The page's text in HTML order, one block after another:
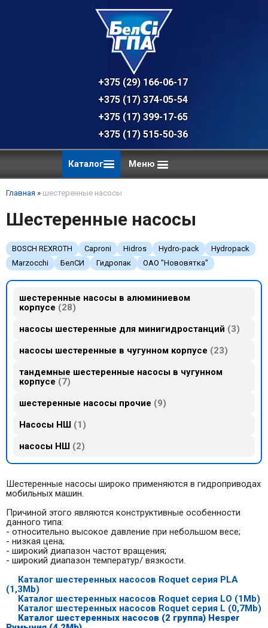
+375 (29) 166-06-17 - техническая
+375 (17) 374-05-54 - общий отдел,
+375 (17) 399-17-65
+375 (17) 515-50-36
Каталог Меню
Главная » шестеренные насосы
Шестеренные насосы
BOSCH REXROTH Caproni Hidros Hydro-pack
Hydropack
Marzocchi
БелСИ Гидропак ОАО "Нововятка"
шестеренные насосы в алюминиевом
корпусе
28
насосы шестеренные для минигидростанций
3
насосы шестеренные в чугунном корпусе
23
тандемные шестеренные насосы в чугунном
корпусе
7
шестеренные насосы прочие
9
Насосы НШ
1
насосы НШ
2
Шестеренные насосы широко применяются в гидроприводах
мобильных машин.
Причиной этого являются конструктивные особенности
данного типа:
- относительно высокое давление при небольшом весе;
- низкая цена;
- широкий диапазон частот вращения;
- широкий диапазон температур/ вязкости.
Каталог шестеренных насосов Roquet серия PLA
(1,3Mb)
Каталог шестеренных насосов Roquet серия LO (1Mb)
Каталог шестеренных насосов Roquet серия L (0,7Mb)
Каталог шестеренных насосов (2 группа) Hesper